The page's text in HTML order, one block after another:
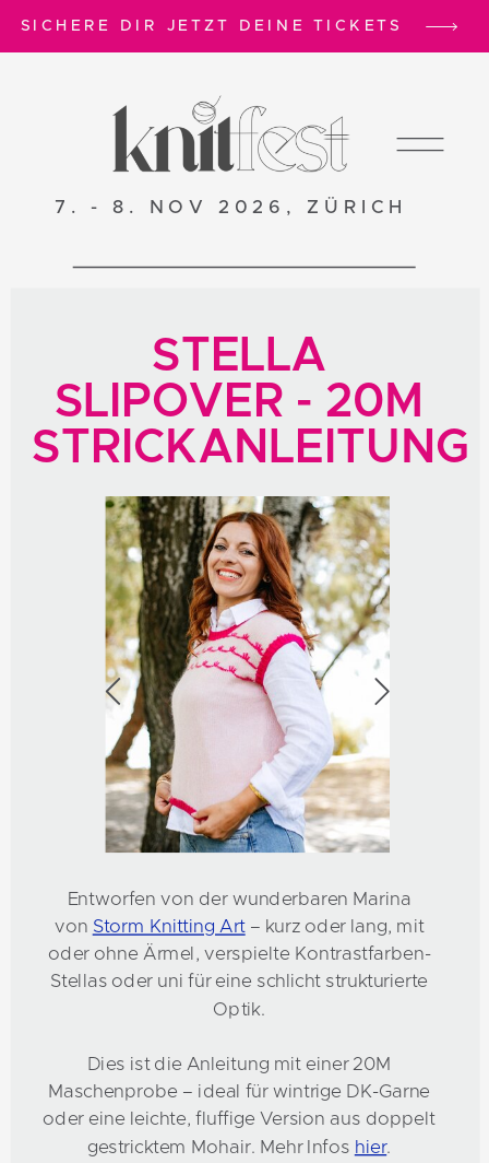
SICHERE DIR JETZT DEINE TICKETS
7. - 8. NOV 2026, ZÜRICH
Entworfen von der wunderbaren Marina
von Storm Knitting Art– kurz oder lang, mit
oder ohne Ärmel, verspielte Kontrastfarben-
Stellas oder uni für eine schlicht strukturierte
Optik.
Dies ist die Anleitung mit einer 20M
Maschenprobe – ideal für wintrige DK-Garne
oder eine leichte, fluffige Version aus doppelt
gestricktem Mohair. Mehr Infos hier.
STELLA
SLIPOVER - 20M
STRICKANLEITUNG